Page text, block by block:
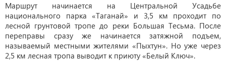
Маршрут начинается на Центральной Усадьбе
национального парка «Таганай» и 3,5 км проходит по
лесной грунтовой тропе до реки Большая Тесьма. После
переправы сразу же начинается затяжной подъем,
называемый местными жителями «Пыхтун». Но уже через
2,5 км лесная тропа выводит к приюту «Белый Ключ».